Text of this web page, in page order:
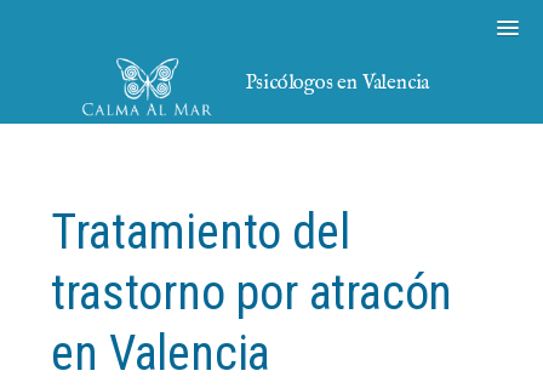
Psicólogos en Valencia
Tratamiento del
trastorno por atracón
en Valencia